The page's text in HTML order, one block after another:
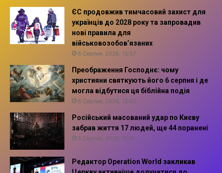
ЄС продовжив тимчасовий захист для
українців до 2028 року та запровадив
нові правила для
військовозобов’язаних
6 Серпня, 2026, 13:57
Преображення Господнє: чому
християни святкують його 6 серпня і де
могла відбутися ця біблійна подія
6 Серпня, 2026, 13:42
Російський масований удар по Києву
забрав життя 17 людей, ще 44 поранені
5 Серпня, 2026, 11:16
Редактор Operation World закликав